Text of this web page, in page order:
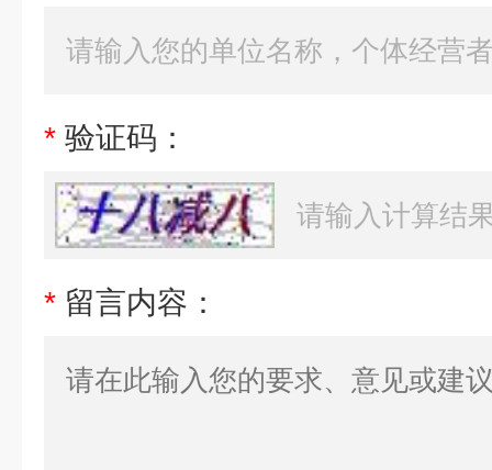
* 验证码：
* 留言内容：